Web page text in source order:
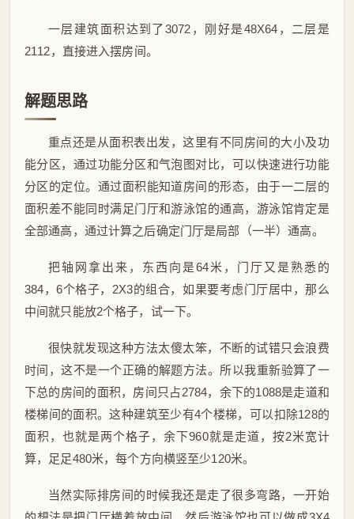
一层建筑面积达到了3072，刚好是48X64，二层是
2112，直接进入摆房间。
解题思路
重点还是从面积表出发，这里有不同房间的大小及功
能分区，通过功能分区和气泡图对比，可以快速进行功能
分区的定位。通过面积能知道房间的形态，由于一二层的
面积差不能同时满足门厅和游泳馆的通高，游泳馆肯定是
全部通高，通过计算之后确定门厅是局部（一半）通高。
把轴网拿出来，东西向是64米，门厅又是熟悉的
384，6个格子，2X3的组合，如果要考虑门厅居中，那么
中间就只能放2个格子，试一下。
很快就发现这种方法太傻太笨，不断的试错只会浪费
时间，这不是一个正确的解题方法。所以我重新验算了一
下总的房间的面积，房间只占2784，余下的1088是走道和
楼梯间的面积。这种建筑至少有4个楼梯，可以扣除128的
面积，也就是两个格子，余下960就是走道，按2米宽计
算，足足480米，每个方向横竖至少120米。
当然实际排房间的时候我还是走了很多弯路，一开始